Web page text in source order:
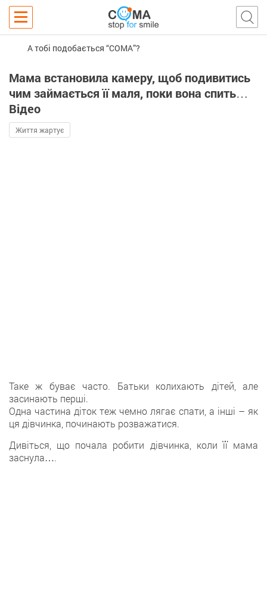
А тобі подобається “COMA”?
Мама встановила камеру, щоб подивитись
чим займається її маля, поки вона спить…
Відео
Життя жартує
Таке ж буває часто. Батьки колихають дітей, але
засинають перші.
Одна частина діток теж чемно лягає спати, а інші – як
ця дівчинка, починають розважатися.
Дивіться, що почала робити дівчинка, коли її мама
заснула….